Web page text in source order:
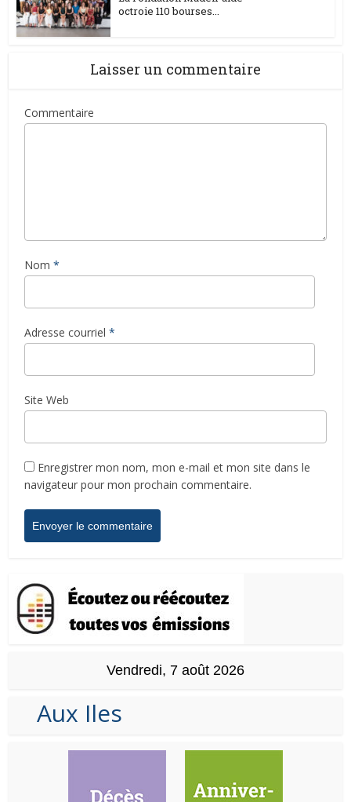
octroie 110 bourses...
Laisser un commentaire
Commentaire
Nom *
Adresse courriel *
Site Web
Enregistrer mon nom, mon e-mail et mon site dans le
navigateur pour mon prochain commentaire.
Vendredi, 7 août 2026
Aux Iles